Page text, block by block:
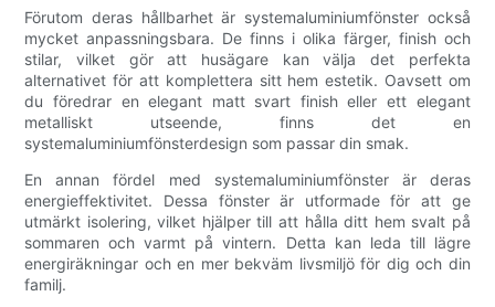
Förutom deras hållbarhet är systemaluminiumfönster också
mycket anpassningsbara. De finns i olika färger, finish och
stilar, vilket gör att husägare kan välja det perfekta
alternativet för att komplettera sitt hem estetik. Oavsett om
du föredrar en elegant matt svart finish eller ett elegant
metalliskt utseende, finns det en
systemaluminiumfönsterdesign som passar din smak.
En annan fördel med systemaluminiumfönster är deras
energieffektivitet. Dessa fönster är utformade för att ge
utmärkt isolering, vilket hjälper till att hålla ditt hem svalt på
sommaren och varmt på vintern. Detta kan leda till lägre
energiräkningar och en mer bekväm livsmiljö för dig och din
familj.